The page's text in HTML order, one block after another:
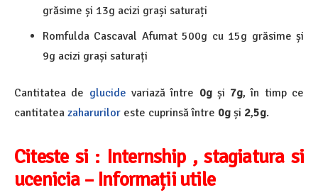
grăsime și 13g acizi grași saturați
Romfulda Cascaval Afumat 500g cu 15g grăsime și
9g acizi grași saturați
Cantitatea de glucide variază între 0gși 7g, în timp ce
cantitatea zaharurilor este cuprinsă între 0g și 2,5g.
Citeste si : Internship , stagiatura si
ucenicia – Informații utile